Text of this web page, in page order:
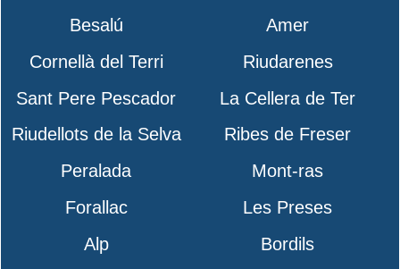
Besalú
Amer
Cornellà del Terri
Riudarenes
Sant Pere Pescador
La Cellera de Ter
Riudellots de la Selva
Ribes de Freser
Peralada
Mont-ras
Forallac
Les Preses
Alp
Bordils